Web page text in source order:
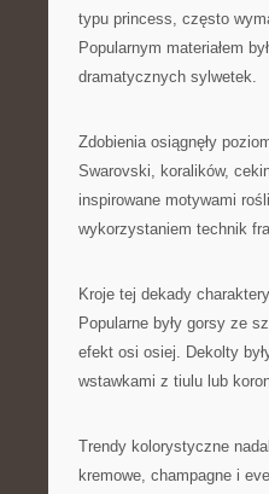
typu princess, często
Popularnym materiałem
dramatycznych sylwetek.
Zdobienia osiągnęły
Swarovski, koralików,
inspirowane motywami
wykorzystaniem technik
Kroje tej dekady
Popularne były gorsy ze
efekt osi osiej. Dekolty
wstawkami z tiulu lub
Trendy kolorystyczne
kremowe, champagne i